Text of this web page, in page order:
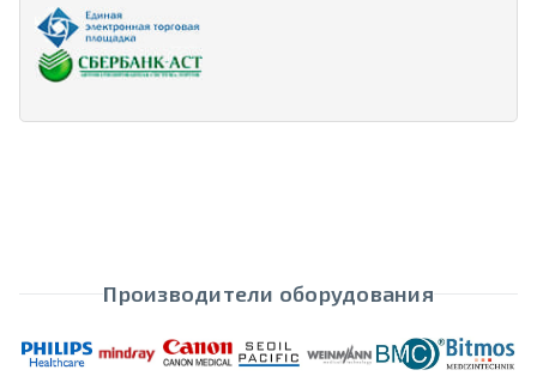
Производители оборудования